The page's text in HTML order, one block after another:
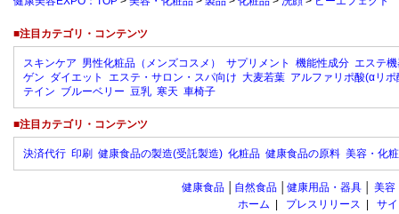
■注目カテゴリ・コンテンツ
スキンケア 男性化粧品（メンズコスメ） サプリメント 機能性成分 エステ
ゲン ダイエット エステ・サロン・スパ向け 大麦若葉 アルファリポ酸(αリポ
テイン ブルーベリー 豆乳 寒天 車椅子
■注目カテゴリ・コンテンツ
決済代行 印刷 健康食品の製造(受託製造) 化粧品 健康食品の原料 美容・化
健康食品 自然食品 健康用品・器具 美容
ホーム
プレスリリース
サ